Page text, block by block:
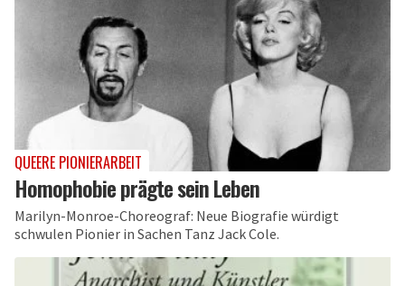
QUEERE PIONIERARBEIT
Homophobie prägte sein Leben
Marilyn-Monroe-Choreograf: Neue Biografie würdigt
schwulen Pionier in Sachen Tanz Jack Cole.